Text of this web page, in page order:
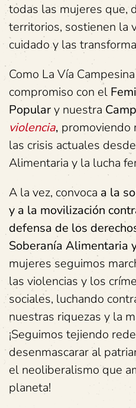
todas las mujeres que,
territorios, sostienen la
cuidado y las
Como La Vía
compromiso con el
Populary nuestra
violencia, promoviendo
las crisis actuales
Alimentaria y la lucha
A la vez, convoca a la
y a la movilización
defensa de los
Soberanía Alimentaria
mujeres seguimos
las violencias y los
sociales, luchando
nuestras riquezas y la
¡Seguimos tejiendo
desenmascarar al
el neoliberalismo que
planeta!